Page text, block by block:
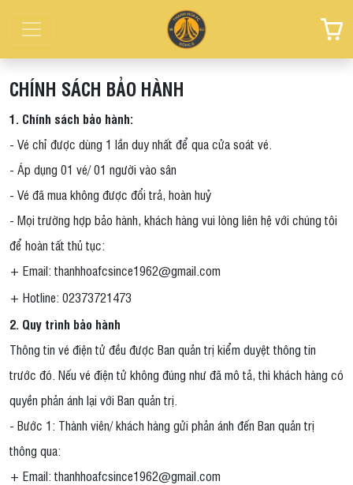
CHÍNH SÁCH BẢO HÀNH
1. Chính sách bảo hành:
- Vé chỉ được dùng 1 lần duy nhất để qua cửa soát vé.
- Áp dụng 01 vé/ 01 người vào sân
- Vé đã mua không được đổi trả, hoàn huỷ
- Mọi trường hợp bảo hành, khách hàng vui lòng liên hệ với chúng tôi
để hoàn tất thủ tục:
+ Email: thanhhoafcsince1962@gmail.com
+ Hotline: 02373721473
2. Quy trình bảo hành
Thông tin vé điện tử đều được Ban quản trị kiểm duyệt thông tin
trước đó. Nếu vé điện tử không đúng như đã mô tả, thì khách hàng có
quyền phản ánh lại với Ban quản trị.
- Bước 1: Thành viên/ khách hàng gửi phản ánh đến Ban quản trị
thông qua:
+ Email: thanhhoafcsince1962@gmail.com